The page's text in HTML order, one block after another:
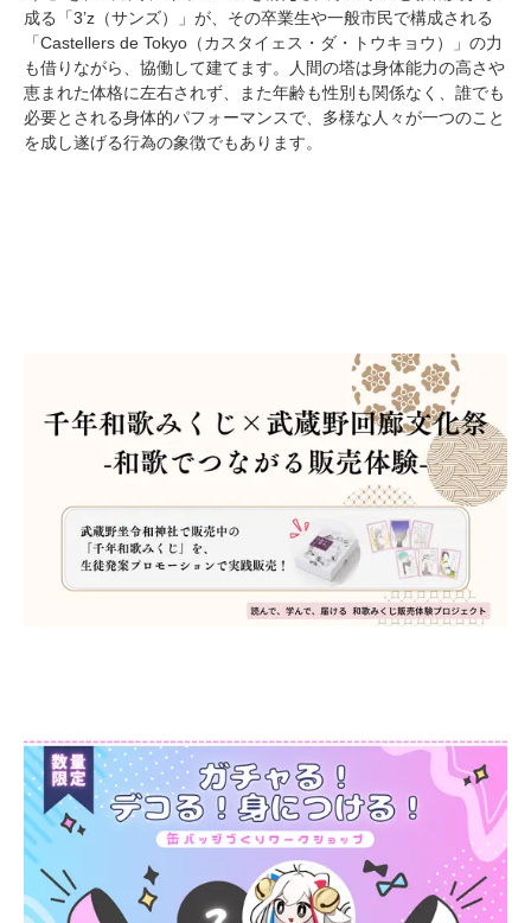
成る「3’z（サンズ）」が、その卒業生や一般市民で構成される
「Castellers de Tokyo（カスタイェス・ダ・トウキョウ）」の力
も借りながら、協働して建てます。人間の塔は身体能力の高さや
恵まれた体格に左右されず、また年齢も性別も関係なく、誰でも
必要とされる身体的パフォーマンスで、多様な人々が一つのこと
を成し遂げる行為の象徴でもあります。